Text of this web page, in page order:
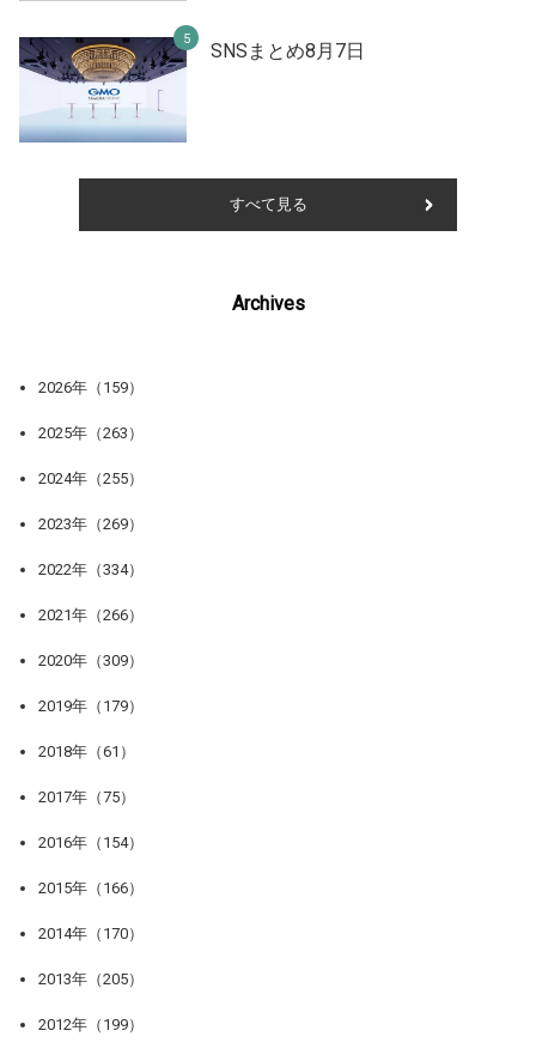
SNSまとめ8月7日
すべて見る
Archives
2026年（159）
2025年（263）
2024年（255）
2023年（269）
2022年（334）
2021年（266）
2020年（309）
2019年（179）
2018年（61）
2017年（75）
2016年（154）
2015年（166）
2014年（170）
2013年（205）
2012年（199）